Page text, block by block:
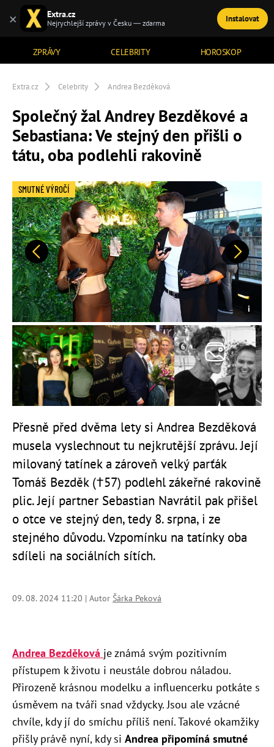
ZPRÁVY CELEBRITY HOROSKOP
TÉMATA
Extra.cz Celebrity Andrea Bezděková
Společný žal Andrey Bezděkové a
Sebastiana: Ve stejný den přišli o
tátu, oba podlehli rakovině
Předchozí Další
SMUTNÉ VÝROČÍ
Přesně před dvěma lety si Andrea Bezděková
musela vyslechnout tu nejkrutější zprávu. Její
milovaný tatínek a zároveň velký parťák
Tomáš Bezděk (†57) podlehl zákeřné rakovině
plic. Její partner Sebastian Navrátil pak přišel
o otce ve stejný den, tedy 8. srpna, i ze
stejného důvodu. Vzpomínku na tatínky oba
sdíleli na sociálních sítích.
09. 08. 2024 11:20 | Autor Šárka Peková
Andrea Bezděková je známá svým pozitivním
přístupem k životu i neustále dobrou náladou.
Přirozeně krásnou modelku a influencerku potkáte s
úsměvem na tváři snad vždycky. Jsou ale vzácné
chvíle, kdy jí do smíchu příliš není. Takové okamžiky
přišly právě nyní, kdy si Andrea připomíná smutné
× Extra.cz
Nejrychlejší zprávy v Česku — zdarma Instalovat